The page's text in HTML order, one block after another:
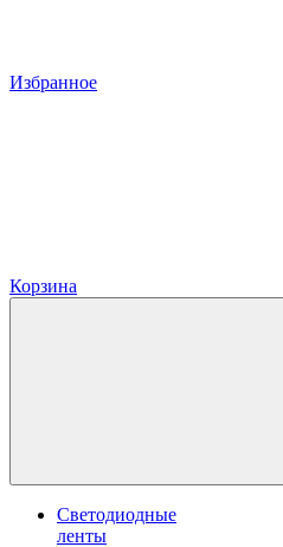
Избранное
Корзина
Светодиодные
ленты